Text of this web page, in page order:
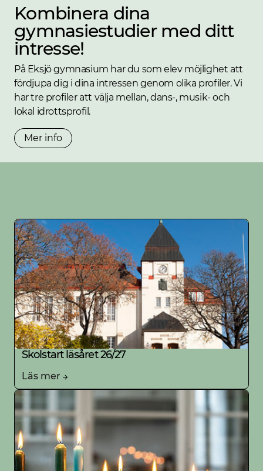
Kombinera dina
gymnasiestudier med ditt
intresse!
På Eksjö gymnasium har du som elev möjlighet att
fördjupa dig i dina intressen genom olika profiler. Vi
har tre profiler att välja mellan, dans-, musik- och
lokal idrottsprofil.
Mer info
Skolstart läsåret 26/27
Läs mer